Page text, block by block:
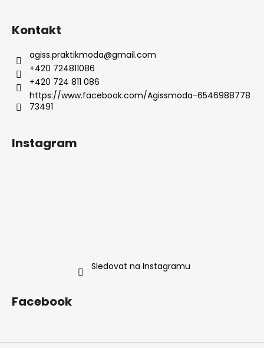
Kontakt
agiss.praktikmoda@gmail.com
+420 724811086
+420 724 811 086
https://www.facebook.com/Agissmoda-6546988778
73491
Instagram
Sledovat na Instagramu
Facebook